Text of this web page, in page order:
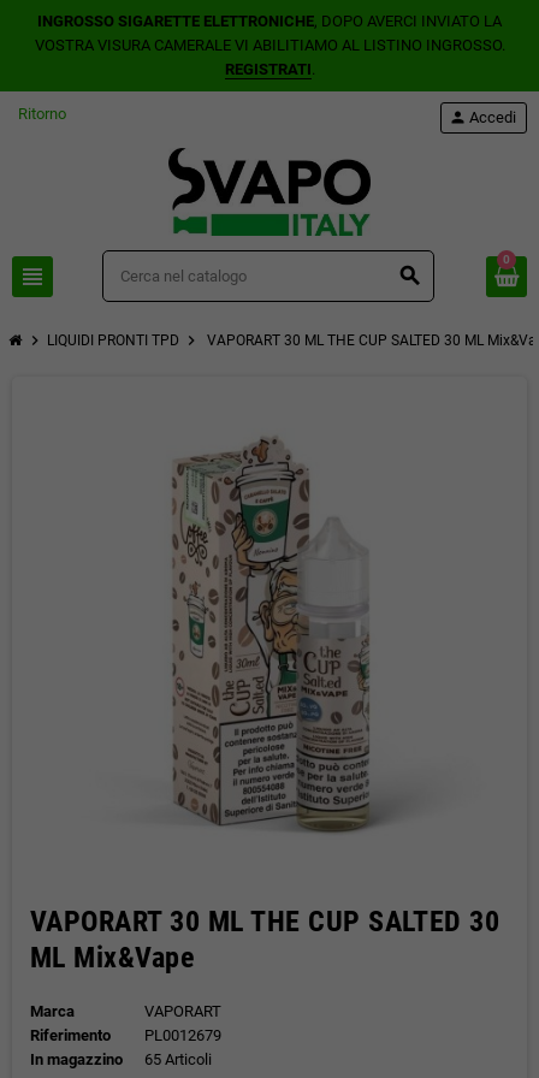
INGROSSO SIGARETTE ELETTRONICHE, DOPO AVERCI INVIATO LA
VOSTRA VISURA CAMERALE VI ABILITIAMO AL LISTINO INGROSSO.
REGISTRATI.
Ritorno
view_headline search
person Accedi
0
chevron_right LIQUIDI PRONTI TPD chevron_right VAPORART 30 ML THE CUP SALTED 30 ML
VAPORART 30 ML THE CUP SALTED 30
ML Mix&Vape
Marca
VAPORART
Riferimento
PL0012679
In magazzino
65 Articoli